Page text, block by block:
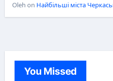
Oleh on Найбільші міста
You Missed